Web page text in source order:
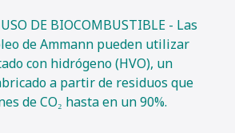
DE BIOCOMBUSTIBLE - Las
de Ammann pueden utilizar
con hidrógeno (HVO), un
a partir de residuos que
de CO₂ hasta en un 90%.